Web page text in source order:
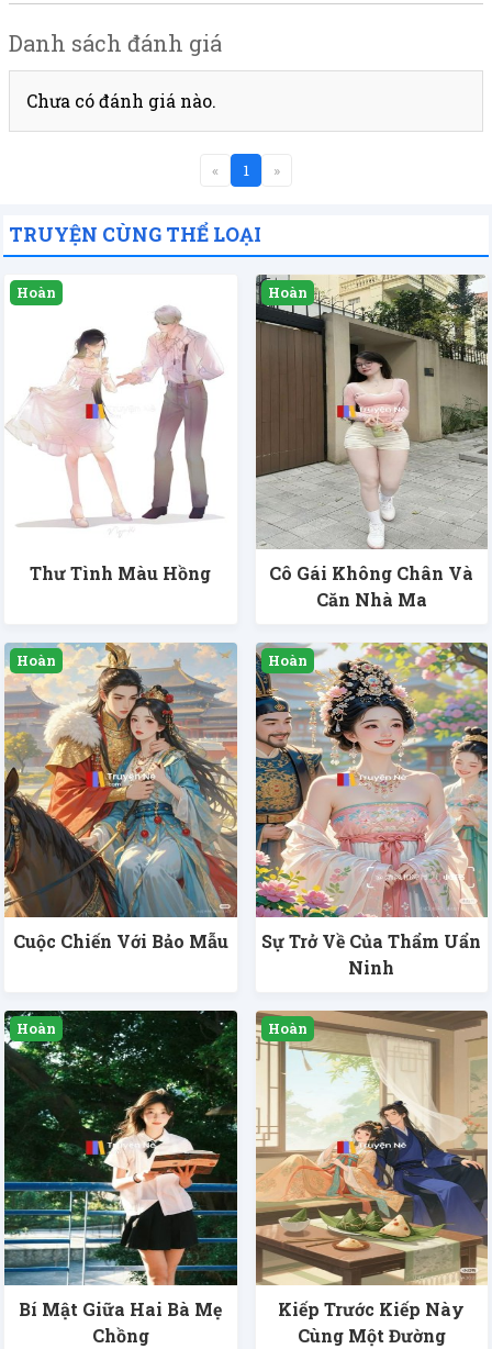
Danh sách đánh giá
Chưa có đánh giá nào.
« 1 »
TRUYỆN CÙNG THỂ LOẠI
Thư Tình Màu Hồng
Cô Gái Không Chân Và
Căn Nhà Ma
Cuộc Chiến Với Bảo Mẫu
Sự Trở Về Của Thẩm Uẩn
Ninh
Bí Mật Giữa Hai Bà Mẹ
Chồng
Kiếp Trước Kiếp Này
Cùng Một Đường